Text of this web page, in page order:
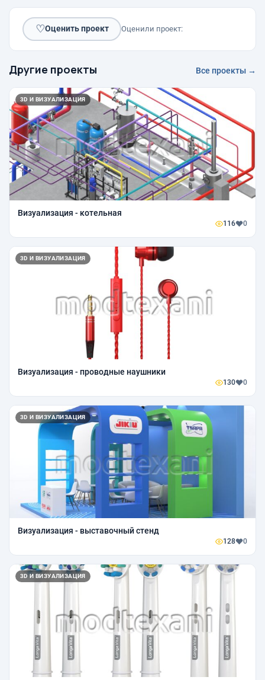
♡Оценить проект Оценили проект:
Другие проекты Все проекты →
3D И ВИЗУАЛИЗАЦИЯ
Визуализация - котельная
116 0
3D И ВИЗУАЛИЗАЦИЯ
Визуализация - проводные наушники
130 0
3D И ВИЗУАЛИЗАЦИЯ
Визуализация - выставочный стенд
128 0
3D И ВИЗУАЛИЗАЦИЯ